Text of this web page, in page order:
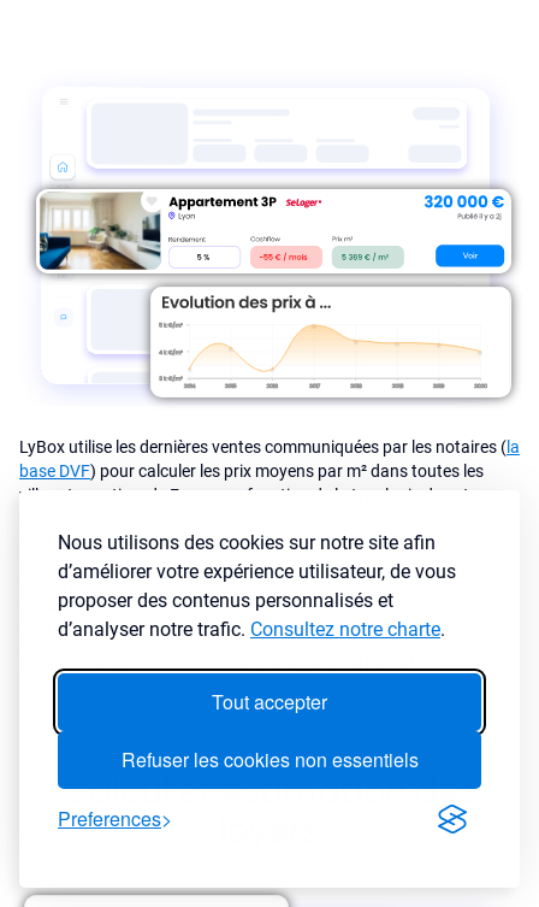
Nous utilisons des cookies sur notre site afin
d’améliorer votre expérience utilisateur, de vous
proposer des contenus personnalisés et
d’analyser notre trafic. Consultez notre charte.
Tout accepter
Refuser les cookies non essentiels
Preferences
LyBox utilise les dernières ventes communiquées par les notaires (la
base DVF) pour calculer les prix moyens par m² dans toutes les
villes et quartiers de France en fonction de la typologie de votre
Pour investir dans une ville ou dans un secteur en particulier, il est
important de connaître le marché immobilier de la ville. Grâce à
LyBox, vous pouvez analyser rapidement les prix au m² de la ville et
leur évolution dans le temps. Dans les grandes villes et metropoles,
Calcul et estimation des